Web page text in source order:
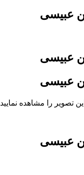
عبیسی
عبیسی
عبیسی
تصویر را مشاهده نمایید
عبیسی